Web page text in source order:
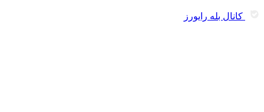
کانال بله رایورز